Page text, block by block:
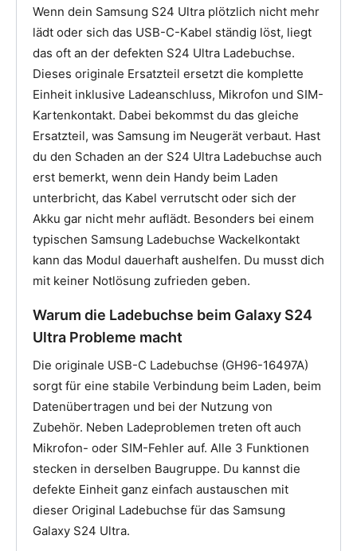
Wenn dein Samsung S24 Ultra plötzlich nicht mehr
lädt oder sich das USB-C-Kabel ständig löst, liegt
das oft an der defekten S24 Ultra Ladebuchse.
Dieses originale Ersatzteil ersetzt die komplette
Einheit inklusive Ladeanschluss, Mikrofon und SIM-
Kartenkontakt. Dabei bekommst du das gleiche
Ersatzteil, was Samsung im Neugerät verbaut. Hast
du den Schaden an der S24 Ultra Ladebuchse auch
erst bemerkt, wenn dein Handy beim Laden
unterbricht, das Kabel verrutscht oder sich der
Akku gar nicht mehr auflädt. Besonders bei einem
typischen Samsung Ladebuchse Wackelkontakt
kann das Modul dauerhaft aushelfen. Du musst dich
mit keiner Notlösung zufrieden geben.
Warum die Ladebuchse beim Galaxy S24
Ultra Probleme macht
Die originale USB-C Ladebuchse (GH96-16497A)
sorgt für eine stabile Verbindung beim Laden, beim
Datenübertragen und bei der Nutzung von
Zubehör. Neben Ladeproblemen treten oft auch
Mikrofon- oder SIM-Fehler auf. Alle 3 Funktionen
stecken in derselben Baugruppe. Du kannst die
defekte Einheit ganz einfach austauschen mit
dieser Original Ladebuchse für das Samsung
Galaxy S24 Ultra.